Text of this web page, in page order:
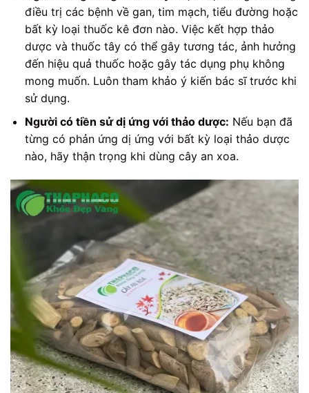
điều trị các bệnh về gan, tim mạch, tiểu đường hoặc
bất kỳ loại thuốc kê đơn nào. Việc kết hợp thảo
dược và thuốc tây có thể gây tương tác, ảnh hưởng
đến hiệu quả thuốc hoặc gây tác dụng phụ không
mong muốn. Luôn tham khảo ý kiến bác sĩ trước khi
sử dụng.
Người có tiền sử dị ứng với thảo dược: Nếu bạn đã
từng có phản ứng dị ứng với bất kỳ loại thảo dược
nào, hãy thận trọng khi dùng cây an xoa.